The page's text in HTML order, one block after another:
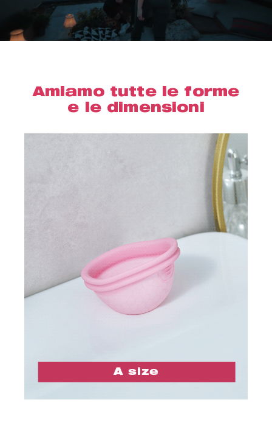
Amiamo tutte le forme
e le dimensioni